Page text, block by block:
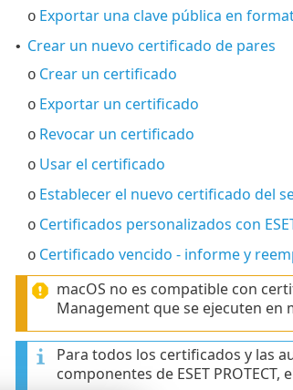
o Exportar una clave pública en
• Crear un nuevo certificado de pares
o Crear un certificado
o Exportar un certificado
o Revocar un certificado
o Usar el certificado
o Establecer el nuevo certificado del
o Certificados personalizados con
o Certificado vencido - informe y
macOS no es compatible con
Management que se ejecuten en
Para todos los certificados y las
componentes de ESET